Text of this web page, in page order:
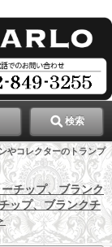
検索
やコレクターのトランプ
チップ、ブランク
ップ、ブランクチ